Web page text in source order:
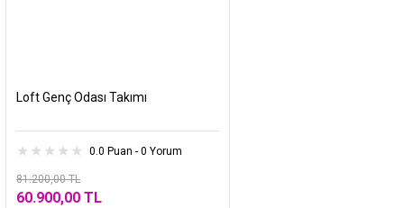
Loft Genç Odası Takımı
0.0 Puan - 0 Yorum
81.200,00 TL
60.900,00 TL